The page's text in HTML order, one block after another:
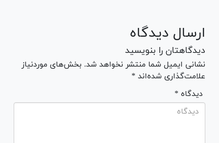
ارسال دیدگاه
دیدگاهتان را بنویسید
نشانی ایمیل شما منتشر نخواهد شد. بخش‌های موردنیاز
علامت‌گذاری شده‌اند *
* دیدگاه